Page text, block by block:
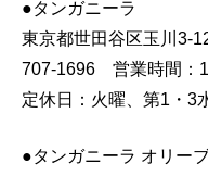
●タンガニーラ
東京都世田谷区玉川3-
707-1696 営業時間：
定休日：火曜、第1・3
●タンガニーラ オリー